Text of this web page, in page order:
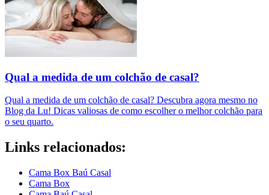
Qual a medida de um colchão de casal?
Qual a medida de um colchão de casal? Descubra agora mesmo no
Blog da Lu! Dicas valiosas de como escolher o melhor colchão para
o seu quarto.
Links relacionados:
Cama Box Baú Casal
Cama Box